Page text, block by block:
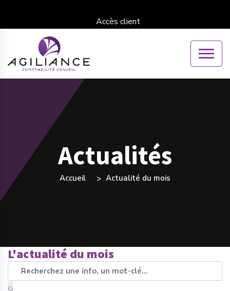
Accès client
Actualités
Accueil Actualité du mois
L'actualité du mois